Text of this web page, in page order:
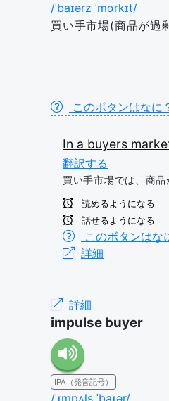
/ˈbaɪərz ˈmɑrkɪt/
買い手市場(商品が過
このボタンはなに
In a buyers
翻訳する
買い手市場では、商
読めるようになる
話せるようになる
このボタンはな
詳細
詳細
impulse buyer
IPA（発音記号）
/ˈɪmpʌls ˈbaɪər/